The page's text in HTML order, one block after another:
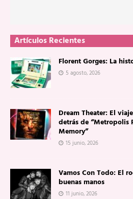
Artículos Recientes
Florent Gorges: La
5 agosto, 2026
Dream Theater: El
detrás de “Metropolis
Memory”
15 junio, 2026
Vamos Con Todo: El
buenas manos
11 junio, 2026